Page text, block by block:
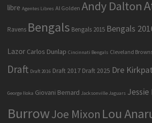
libre Agentes Libres Al Golden Andy Dalton
Ravens Bengals Bengals 2015 Bengals
Lazor Carlos Dunlap Cincinnati Bengals Cleveland
Draft Draft 2016 Draft 2017 Draft 2025 Dre
George Iloka Giovani Bernard Jacksonville Jaguars Jessie
BurrowJoe Mixon Lou